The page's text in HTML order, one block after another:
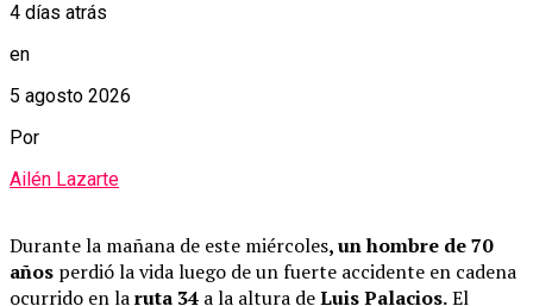
4 días atrás
en
5 agosto 2026
Por
Ailén Lazarte
Durante la mañana de este miércoles, un hombre de 70
años perdió la vida luego de un fuerte accidente en cadena
ocurrido en laruta 34 a la altura deLuis Palacios.El